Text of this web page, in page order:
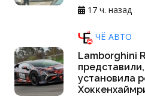
17 ч. назад
ЧЁ АВТО
Lamborghini
установила